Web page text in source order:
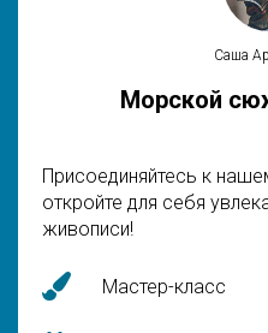
Саша
Морской
Присоединяйтесь к
откройте для себя
живописи!
Мастер-класс